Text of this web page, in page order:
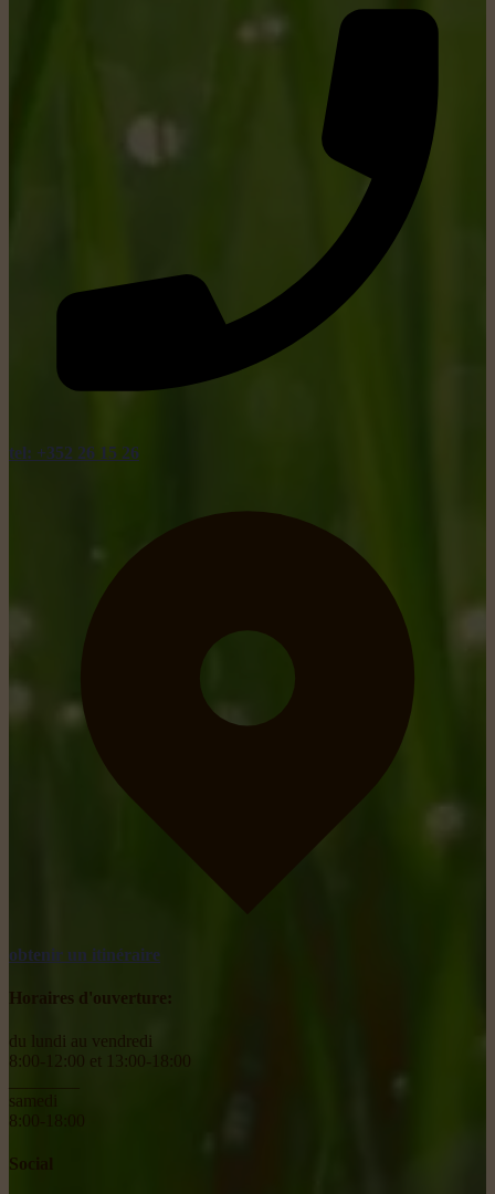
tel: +352 26 15 26
obtenir un itinéraire
Horaires d'ouverture:
du lundi au vendredi
8:00-12:00 et 13:00-18:00
samedi
8:00-18:00
Social